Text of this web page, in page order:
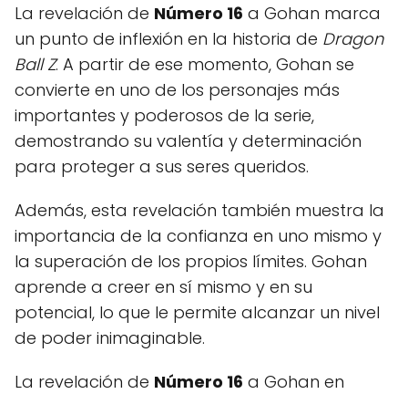
La revelación de Número 16 a Gohan marca
un punto de inflexión en la historia de Dragon
Ball Z. A partir de ese momento, Gohan se
convierte en uno de los personajes más
importantes y poderosos de la serie,
demostrando su valentía y determinación
para proteger a sus seres queridos.
Además, esta revelación también muestra la
importancia de la confianza en uno mismo y
la superación de los propios límites. Gohan
aprende a creer en sí mismo y en su
potencial, lo que le permite alcanzar un nivel
de poder inimaginable.
La revelación de Número 16 a Gohan en